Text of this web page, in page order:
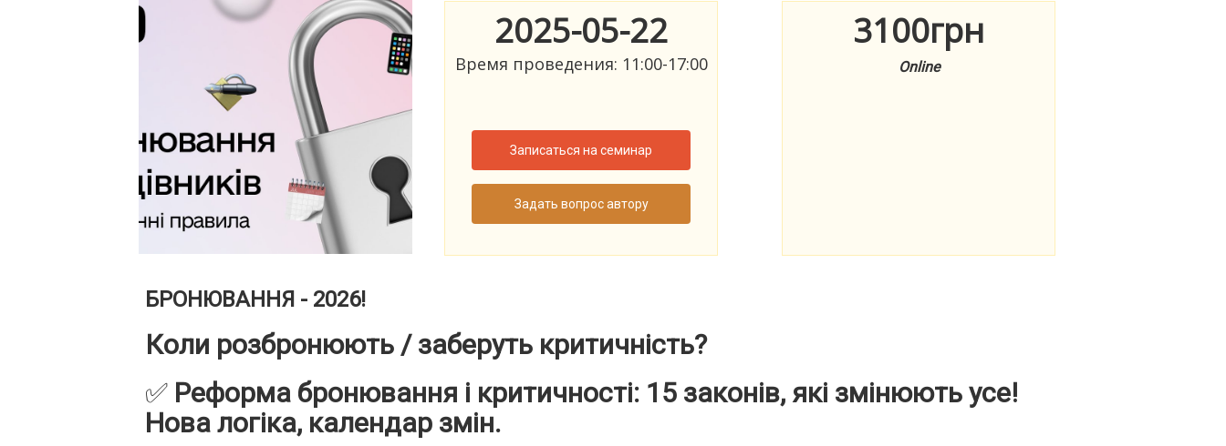
2025-05-22
Время проведения: 11:00-17:00
Записаться на семинар
Задать вопрос автору
3100грн
Online
БРОНЮВАННЯ - 2026!
Коли розбронюють / заберуть критичність?
✅ Реформа бронювання і критичності: 15 законів, які змінюють усе!
Нова логіка, календар змін.